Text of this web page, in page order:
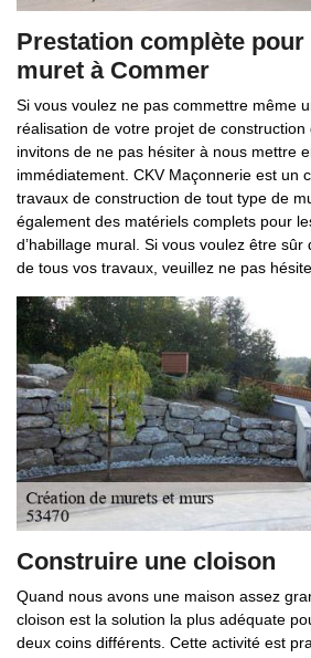
Prestation complète
muret à Commer
Si vous voulez ne pas commettre même
réalisation de votre projet de
invitons de ne pas hésiter à nous mettre
immédiatement. CKV Maçonnerie est un
travaux de construction de tout type de
également des matériels complets pour
d’habillage mural. Si vous voulez être
de tous vos travaux, veuillez ne pas
Construire une cloison
Quand nous avons une maison assez
cloison est la solution la plus adéquate
deux coins différents. Cette activité est